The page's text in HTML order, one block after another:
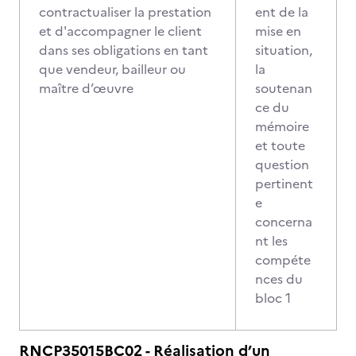
contractualiser la prestation
et d'accompagner le client
dans ses obligations en tant
que vendeur, bailleur ou
maître d’œuvre
ent de la
mise en
situation,
la
soutenan
ce du
mémoire
et toute
question
pertinent
e
concerna
nt les
compéte
nces du
bloc 1
RNCP35015BC02 - Réalisation d’un